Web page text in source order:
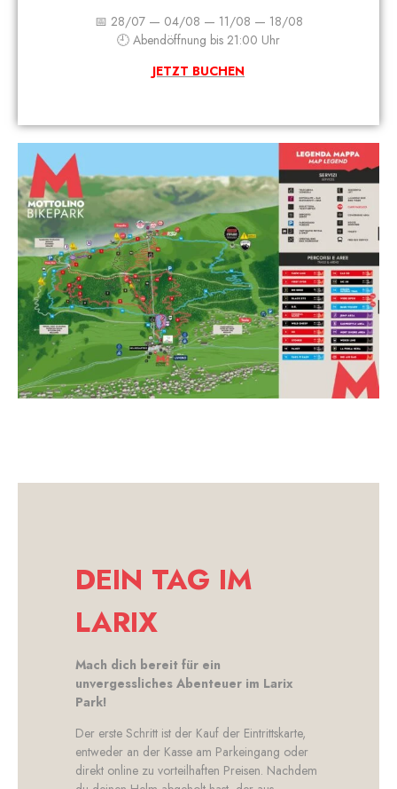
📅 28/07 — 04/08 — 11/08 — 18/08
🕘 Abendöffnung bis 21:00 Uhr
JETZT BUCHEN
DEIN TAG IM
LARIX
Mach dich bereit für ein
unvergessliches Abenteuer im Larix
Park!
Der erste Schritt ist der Kauf der Eintrittskarte,
entweder an der Kasse am Parkeingang oder
direkt online zu vorteilhaften Preisen. Nachdem